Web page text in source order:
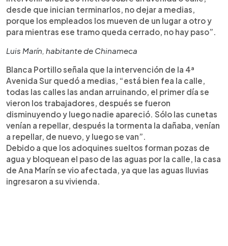
desde que inician terminarlos, no dejar a medias,
porque los empleados los mueven de un lugar a otro y
para mientras ese tramo queda cerrado, no hay paso”.
Luis Marín, habitante de Chinameca
Blanca Portillo señala que la intervención de la 4ª
Avenida Sur quedó a medias, “está bien fea la calle,
todas las calles las andan arruinando, el primer día se
vieron los trabajadores, después se fueron
disminuyendo y luego nadie apareció. Sólo las cunetas
venían a repellar, después la tormenta la dañaba, venían
a repellar, de nuevo, y luego se van”.
Debido a que los adoquines sueltos forman pozas de
agua y bloquean el paso de las aguas por la calle, la casa
de Ana Marín se vio afectada, ya que las aguas lluvias
ingresaron a su vivienda.